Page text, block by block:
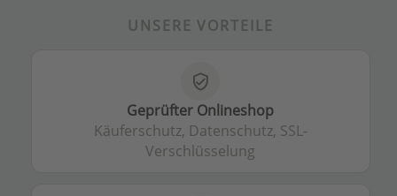
UNSERE VORTEILE
verified_user
Geprüfter Onlineshop
Käuferschutz, Datenschutz, SSL-
Verschlüsselung